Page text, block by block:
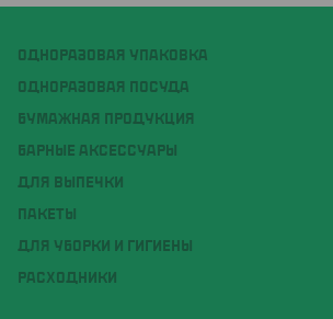
ОДНОРАЗОВАЯ УПАКОВКА
ОДНОРАЗОВАЯ ПОСУДА
БУМАЖНАЯ ПРОДУКЦИЯ
БАРНЫЕ АКСЕССУАРЫ
ДЛЯ ВЫПЕЧКИ
ПАКЕТЫ
ДЛЯ УБОРКИ И ГИГИЕНЫ
РАСХОДНИКИ